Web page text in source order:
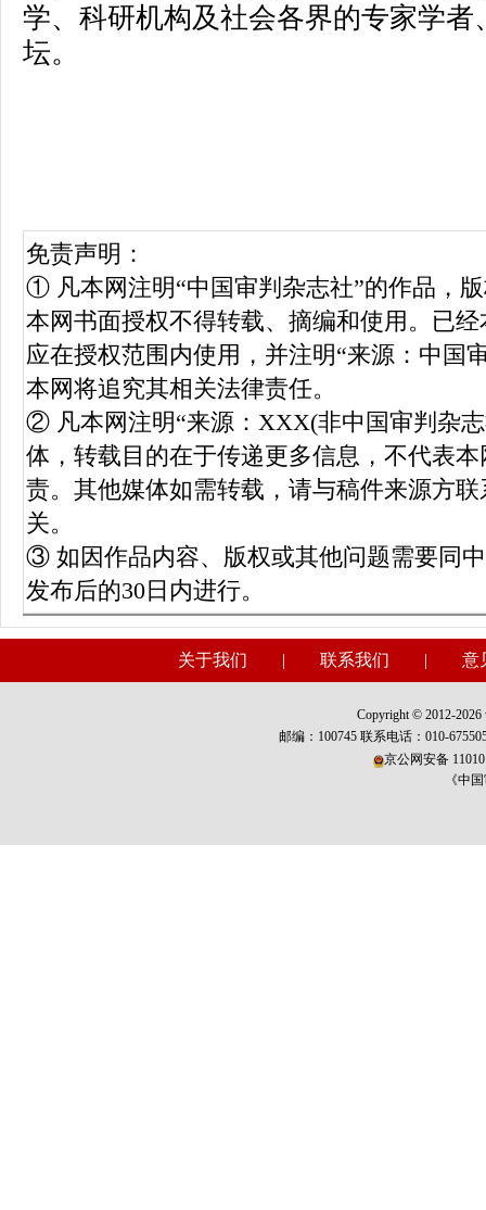
学、科研机构及社会各界的专家学者
坛。
免责声明：
① 凡本网注明“中国审判杂志社”的作品，
本网书面授权不得转载、摘编和使用。已
应在授权范围内使用，并注明“来源：中国
本网将追究其相关法律责任。
② 凡本网注明“来源：XXX(非中国审判杂
体，转载目的在于传递更多信息，不代表
责。其他媒体如需转载，请与稿件来源方
关。
③ 如因作品内容、版权或其他问题需要同
发布后的30日内进行。
关于我们 | 联系我们 | 意
Copyright © 2012-2026
邮编：100745 联系电话：010-
京公网安备
《中